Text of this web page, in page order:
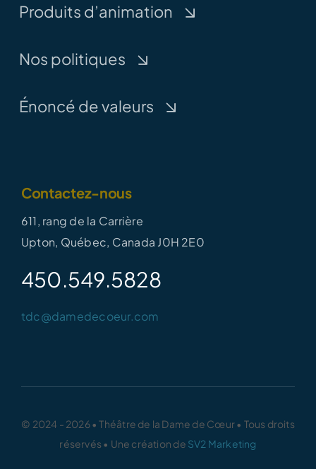
Produits d’animation
Nos politiques
Énoncé de valeurs
Contactez-nous
611, rang de la Carrière
Upton, Québec, Canada J0H 2E0
450.549.5828
tdc@damedecoeur.com
© 2024 - 2026 • Théâtre de la Dame de Cœur • Tous droits
réservés • Une création de SV2 Marketing